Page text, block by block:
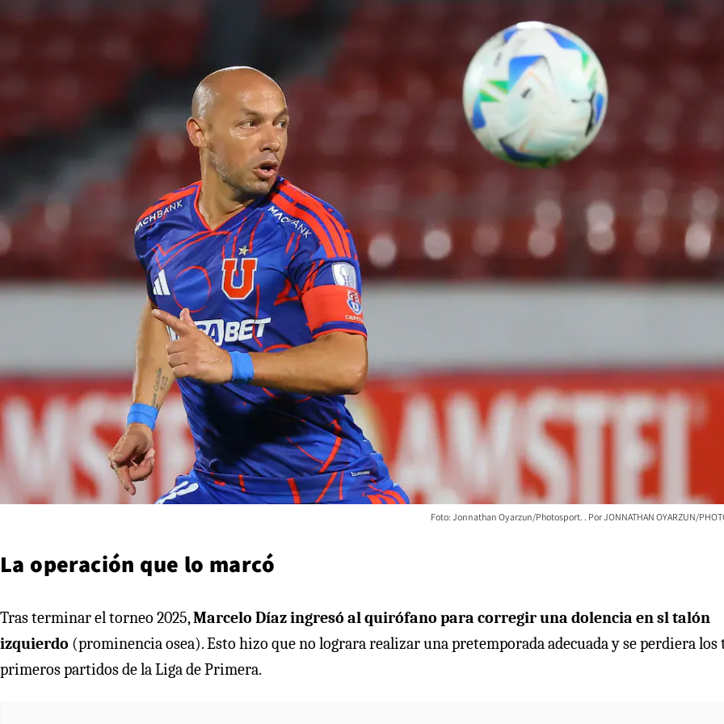
Foto: Jonnathan Oyarzun/Photosport. JONNATHAN OYARZUN/
La operación que lo marcó
Tras terminar el torneo 2025,Marcelo Díaz ingresó al quirófano para corregir una dolencia en sl talón
izquierdo (prominencia osea). Esto hizo que no lograra realizar una pretemporada adecuada y se perdiera los
primeros partidos de la Liga de Primera.